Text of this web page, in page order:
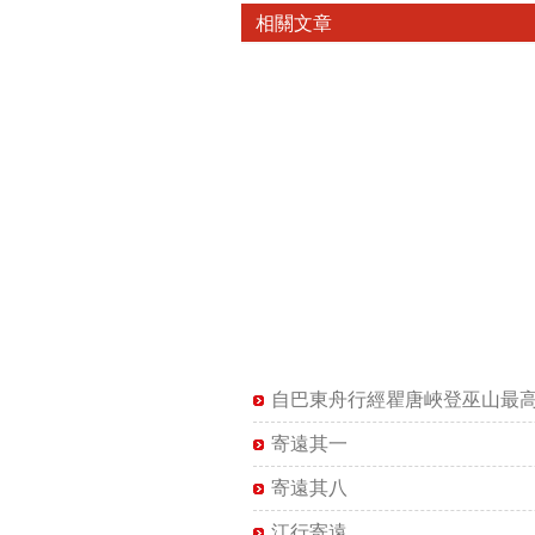
相關文章
自巴東舟行經瞿唐峽登巫山最
寄遠其一
寄遠其八